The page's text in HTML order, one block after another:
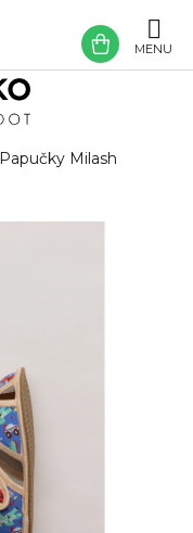
Papučky Milash